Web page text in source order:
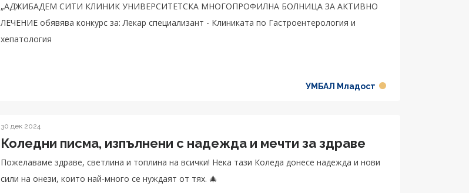
„АДЖИБАДЕМ СИТИ КЛИНИК УНИВЕРСИТЕТСКА МНОГОПРОФИЛНА БОЛНИЦА ЗА АКТИВНО
ЛЕЧЕНИЕ обявява конкурс за: Лекар специализант - Клиниката по Гастроентерология и
хепатология
УМБАЛ Младост
30 дек 2024
Коледни писма, изпълнени с надежда и мечти за здраве
Пожелаваме здраве, светлина и топлина на всички! Нека тази Коледа донесе надежда и нови
сили на онези, които най-много се нуждаят от тях. 🎄